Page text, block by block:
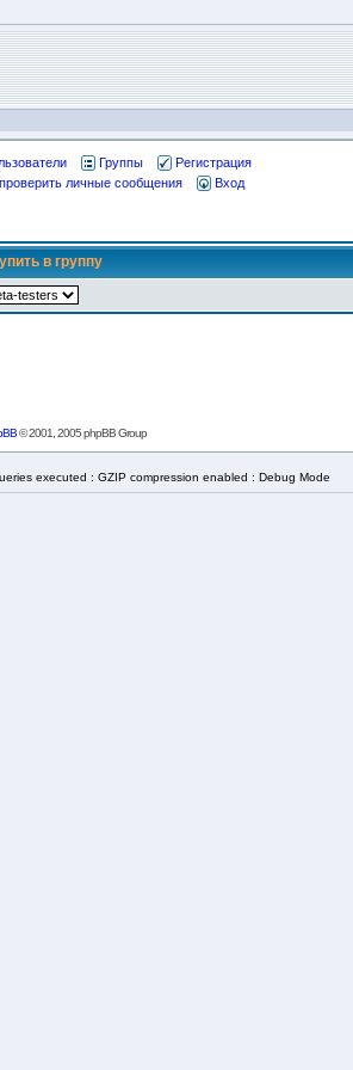
Группы
Регистрация
личные сообщения Вход
в группу
© 2001, 2005 phpBB Group
executed : GZIP compression enabled : Debug Mode